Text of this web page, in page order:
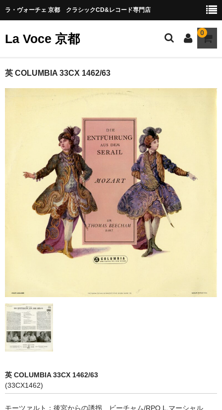
ラ・ヴォーチェ 京都 クラシックCD&レコード専門店
La Voce 京都 0
CATALOG LP
交響曲・管弦楽曲
器楽曲
声楽曲
合唱
オペラ
PICK UP
ABOUT
NEWS
CONTACT
英 COLUMBIA 33CX 1462/63
英 COLUMBIA 33CX 1462/63
(33CX1462)
モーツァルト：後宮からの誘拐 ビーチャム/RPO L.マーシャル